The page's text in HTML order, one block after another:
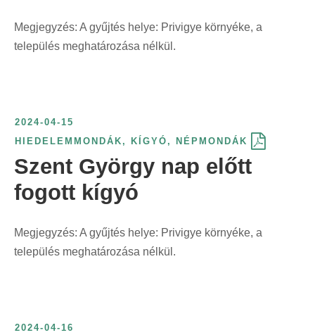
Megjegyzés: A gyűjtés helye: Privigye környéke, a
település meghatározása nélkül.
2024-04-15
HIEDELEMMONDÁK , KÍGYÓ , NÉPMONDÁK
Szent György nap előtt
fogott kígyó
Megjegyzés: A gyűjtés helye: Privigye környéke, a
település meghatározása nélkül.
2024-04-16